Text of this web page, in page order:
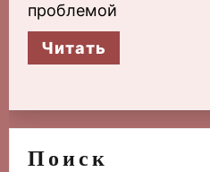
проблемой
Читать
Поиск